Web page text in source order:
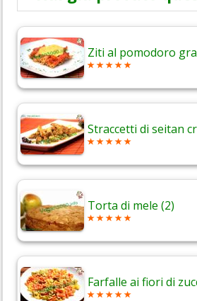
Ziti al pomodoro
Straccetti di seitan
Torta di mele (2)
Farfalle ai fiori di